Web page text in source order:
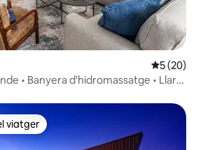
5 de
5 (20)
• Banyera d'hidromassatge • Llar
dels viatgers
viatger